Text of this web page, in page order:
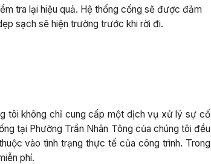
tra lại hiệu quả. Hệ thống cống sẽ được đảm
sạch sẽ hiện trường trước khi rời đi.
tôi không chỉ cung cấp một dịch vụ xử lý sự cố
tại Phường Trần Nhân Tông của chúng tôi đều
vào tình trạng thực tế của công trình. Trong
phí.